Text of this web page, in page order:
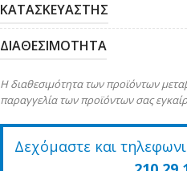
ΚΑΤΑΣΚΕΥΑΣΤΗΣ
ΔΙΑΘΕΣΙΜΟΤΗΤΑ
Η διαθεσιμότητα των προϊόντων
παραγγελία των προϊόντων σας
Δεχόμαστε και